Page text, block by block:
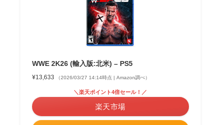
WWE 2K26 (輸入版:北米) – PS5
¥13,633 （2026/03/27 14:14時点 | Amazon調べ）
＼楽天ポイント4倍セール！／
楽天市場